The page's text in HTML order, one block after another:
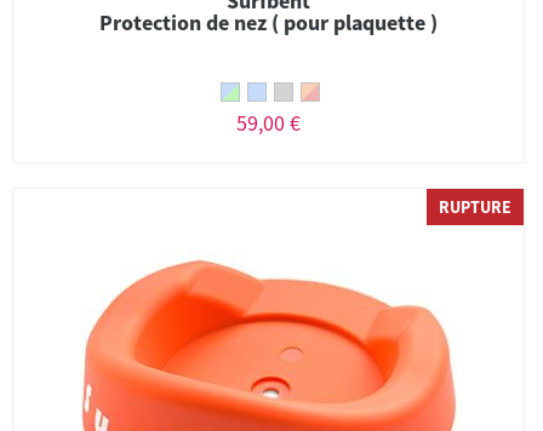
Protection de nez ( pour plaquette )
59,00 €
RUPTURE